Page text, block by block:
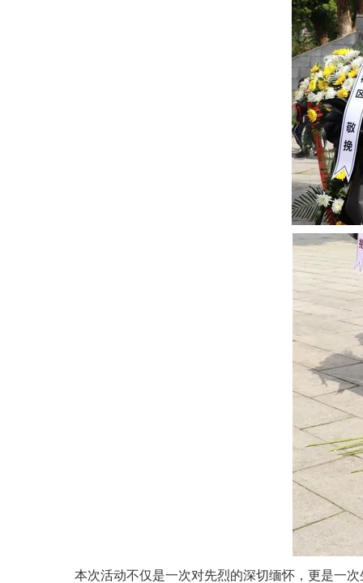
本次活动不仅是一次对先烈的深切缅怀，更是一